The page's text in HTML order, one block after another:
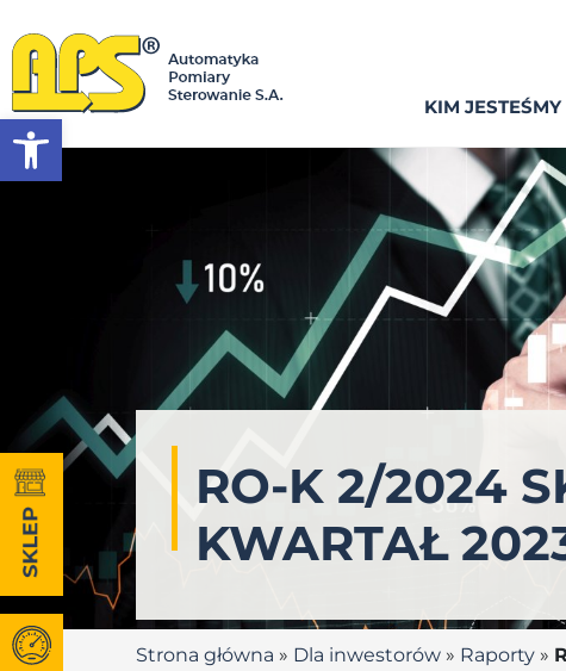
Otwórz pasek narzędzi KIM JESTEŚMY
RO-K 2/2024
KWARTAŁ
Strona główna » Dla inwestorów » Raporty »